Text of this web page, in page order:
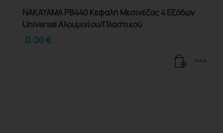
NAKAYAMA PB440 Κεφαλή Μεσινέζας 4 Εξόδων
Universal Αλουμινίου/Πλαστικού
0.00€